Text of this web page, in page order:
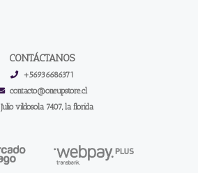
CONTÁCTANOS
+56936686371
contacto@oneupstore.cl
Julio vildosola 7407, la florida